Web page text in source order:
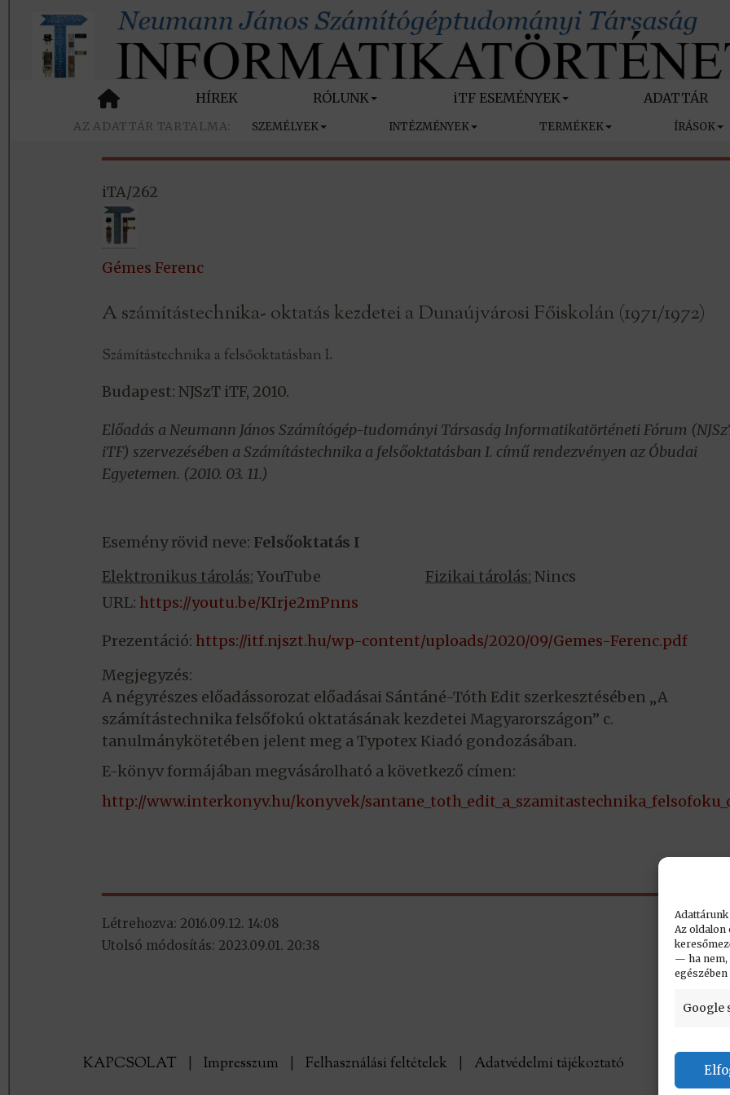
Az oldalon
— ha nem,
Google
HÍREK RÓLUNK iTF ESEMÉNYEK ADATTÁR
SZEMÉLYEK INTÉZMÉNYEK TERMÉKEK ÍRÁSOK
iTA/262
Gémes Ferenc
A számítástechnika- oktatás kezdetei a Dunaújvárosi Főiskolán (1971/1972)
Számítástechnika a felsőoktatásban I.
Budapest: NJSzT iTF, 2010.
Előadás a Neumann János Számítógép-tudományi Társaság Informatikatörténeti Fórum
iTF) szervezésében a Számítástechnika a felsőoktatásban I. című rendezvényen az Óbudai
Egyetemen. (2010. 03. 11.)
Esemény rövid neve: Felsőoktatás I
Elektronikus tárolás: YouTube
URL: https://youtu.be/KIrje2mPnns
Fizikai tárolás: Nincs
Prezentáció: https://itf.njszt.hu/wp-content/uploads/2020/09/Gemes-Ferenc.pdf
Megjegyzés:
A négyrészes előadássorozat előadásai Sántáné-Tóth Edit szerkesztésében „A
számítástechnika felsőfokú oktatásának kezdetei Magyarországon” c.
tanulmánykötetében jelent meg a Typotex Kiadó gondozásában.
E-könyv formájában megvásárolható a következő címen:
http://www.interkonyv.hu/konyvek/
Létrehozva: 2016.09.12. 14:08
Utolsó módosítás: 2023.09.01. 20:38
KAPCSOLAT Impresszum Felhasználási feltételek Adatvédelmi tájékoztató